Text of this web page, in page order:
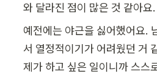
와 달라진 점이 많은 것 같아요.
예전에는 야근을 싫어했어요.
서 열정적이기가 어려웠던 거
제가 하고 싶은 일이니까 스스